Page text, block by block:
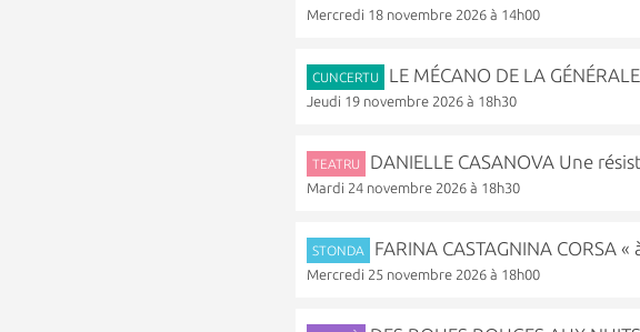
Mercredi 18 novembre 2026 à 14h00
CUNCERTU LE MÉCANO DE LA GÉNÉRALE
Jeudi 19 novembre 2026 à 18h30
TEATRU DANIELLE CASANOVA Une
Mardi 24 novembre 2026 à 18h30
STONDA FARINA CASTAGNINA CORSA
Mercredi 25 novembre 2026 à 18h00